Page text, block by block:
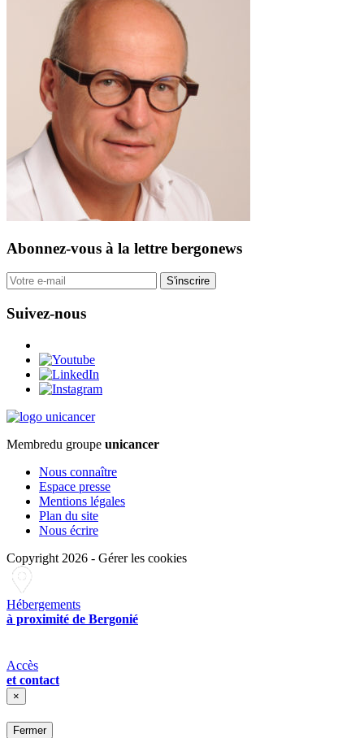
Abonnez-vous à la lettre bergonews
S'inscrire
Suivez-nous
Membredu groupe unicancer
Nous connaître
Espace presse
Mentions légales
Plan du site
Nous écrire
Copyright 2026 - Gérer les cookies
Hébergements
à proximité de Bergonié
Accès
et contact
×
Fermer